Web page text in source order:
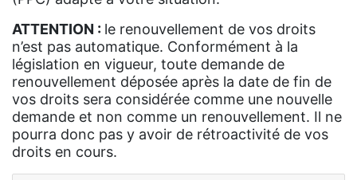
ATTENTION : le renouvellement de vos droits
n’est pas automatique. Conformément à la
législation en vigueur, toute demande de
renouvellement déposée après la date de fin de
vos droits sera considérée comme une nouvelle
demande et non comme un renouvellement. Il ne
pourra donc pas y avoir de rétroactivité de vos
droits en cours.